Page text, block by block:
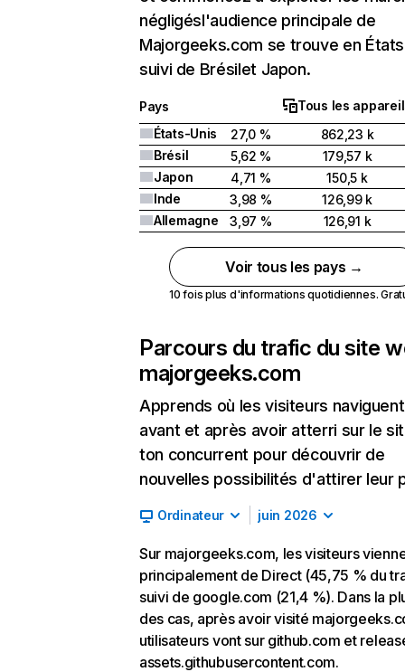
négligésl'audience principale de
Majorgeeks.com se trouve en
suivi de Brésilet Japon.
Pays
Tous les
États-Unis
27,0 %
862,23 k
Brésil
5,62 %
179,57 k
Japon
4,71 %
150,5 k
Inde
3,98 %
126,99 k
Allemagne
3,97 % 126,91 k
Voir tous les pays →
10 fois plus d'informations quotidiennes.
Parcours du trafic du site
majorgeeks.com
Apprends où les visiteurs naviguent
avant et après avoir atterri sur le
ton concurrent pour découvrir de
nouvelles possibilités d'attirer leur
Ordinateur juin 2026
Sur majorgeeks.com, les visiteurs
principalement de Direct (45,75 % du
suivi de google.com (21,4 %). Dans la
des cas, après avoir visité
utilisateurs vont sur github.com et
assets.githubusercontent.com.